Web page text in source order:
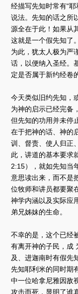
经描写先知时常有“
说法。先知的话之所
源全在于此！如果从
这就是一个假先知了
为此，犹太人极为严
话，以便纳入圣经。
定是否属于新约经卷
今天类似旧约先知，
为神的启示已经完备
但先知的功用并未停
在于把神的话、神的
训、督责、使人归正
此，讲道的基本要求
2:15），就如先知当
意思读出来，而不是
位牧师和讲员都要聚
神学内涵以及实际应
弟兄姊妹的生命。
不幸的是，这个已经
有离开神的子民，成
及、进迦南时有假先
先知耶利米的同时期
中一位哈拿尼雅因敌
攻击而死，显明了谁